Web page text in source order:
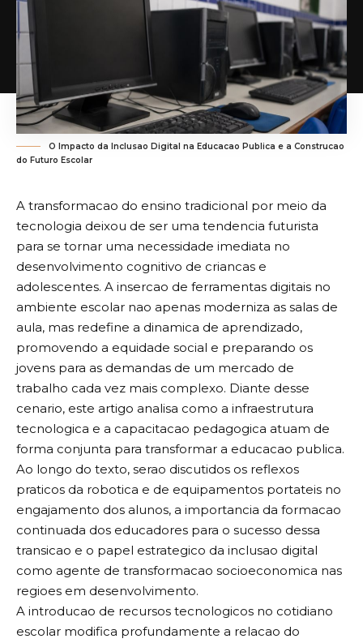
O Impacto da Inclusao Digital na Educacao Publica e a Construcao
do Futuro Escolar
A transformacao do ensino tradicional por meio da
tecnologia deixou de ser uma tendencia futurista
para se tornar uma necessidade imediata no
desenvolvimento cognitivo de criancas e
adolescentes. A insercao de ferramentas digitais no
ambiente escolar nao apenas moderniza as salas de
aula, mas redefine a dinamica de aprendizado,
promovendo a equidade social e preparando os
jovens para as demandas de um mercado de
trabalho cada vez mais complexo. Diante desse
cenario, este artigo analisa como a infraestrutura
tecnologica e a capacitacao pedagogica atuam de
forma conjunta para transformar a educacao publica.
Ao longo do texto, serao discutidos os reflexos
praticos da robotica e de equipamentos portateis no
engajamento dos alunos, a importancia da formacao
continuada dos educadores para o sucesso dessa
transicao e o papel estrategico da inclusao digital
como agente de transformacao socioeconomica nas
regioes em desenvolvimento.
A introducao de recursos tecnologicos no cotidiano
escolar modifica profundamente a relacao do